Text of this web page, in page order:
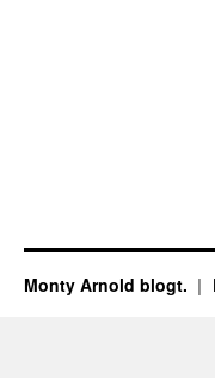
Monty Arnold blogt.